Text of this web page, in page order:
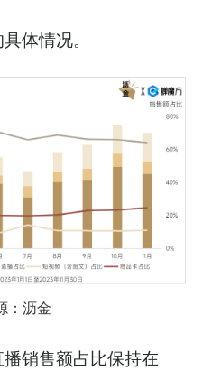
体情况。
：沥金
销售额占比保持在